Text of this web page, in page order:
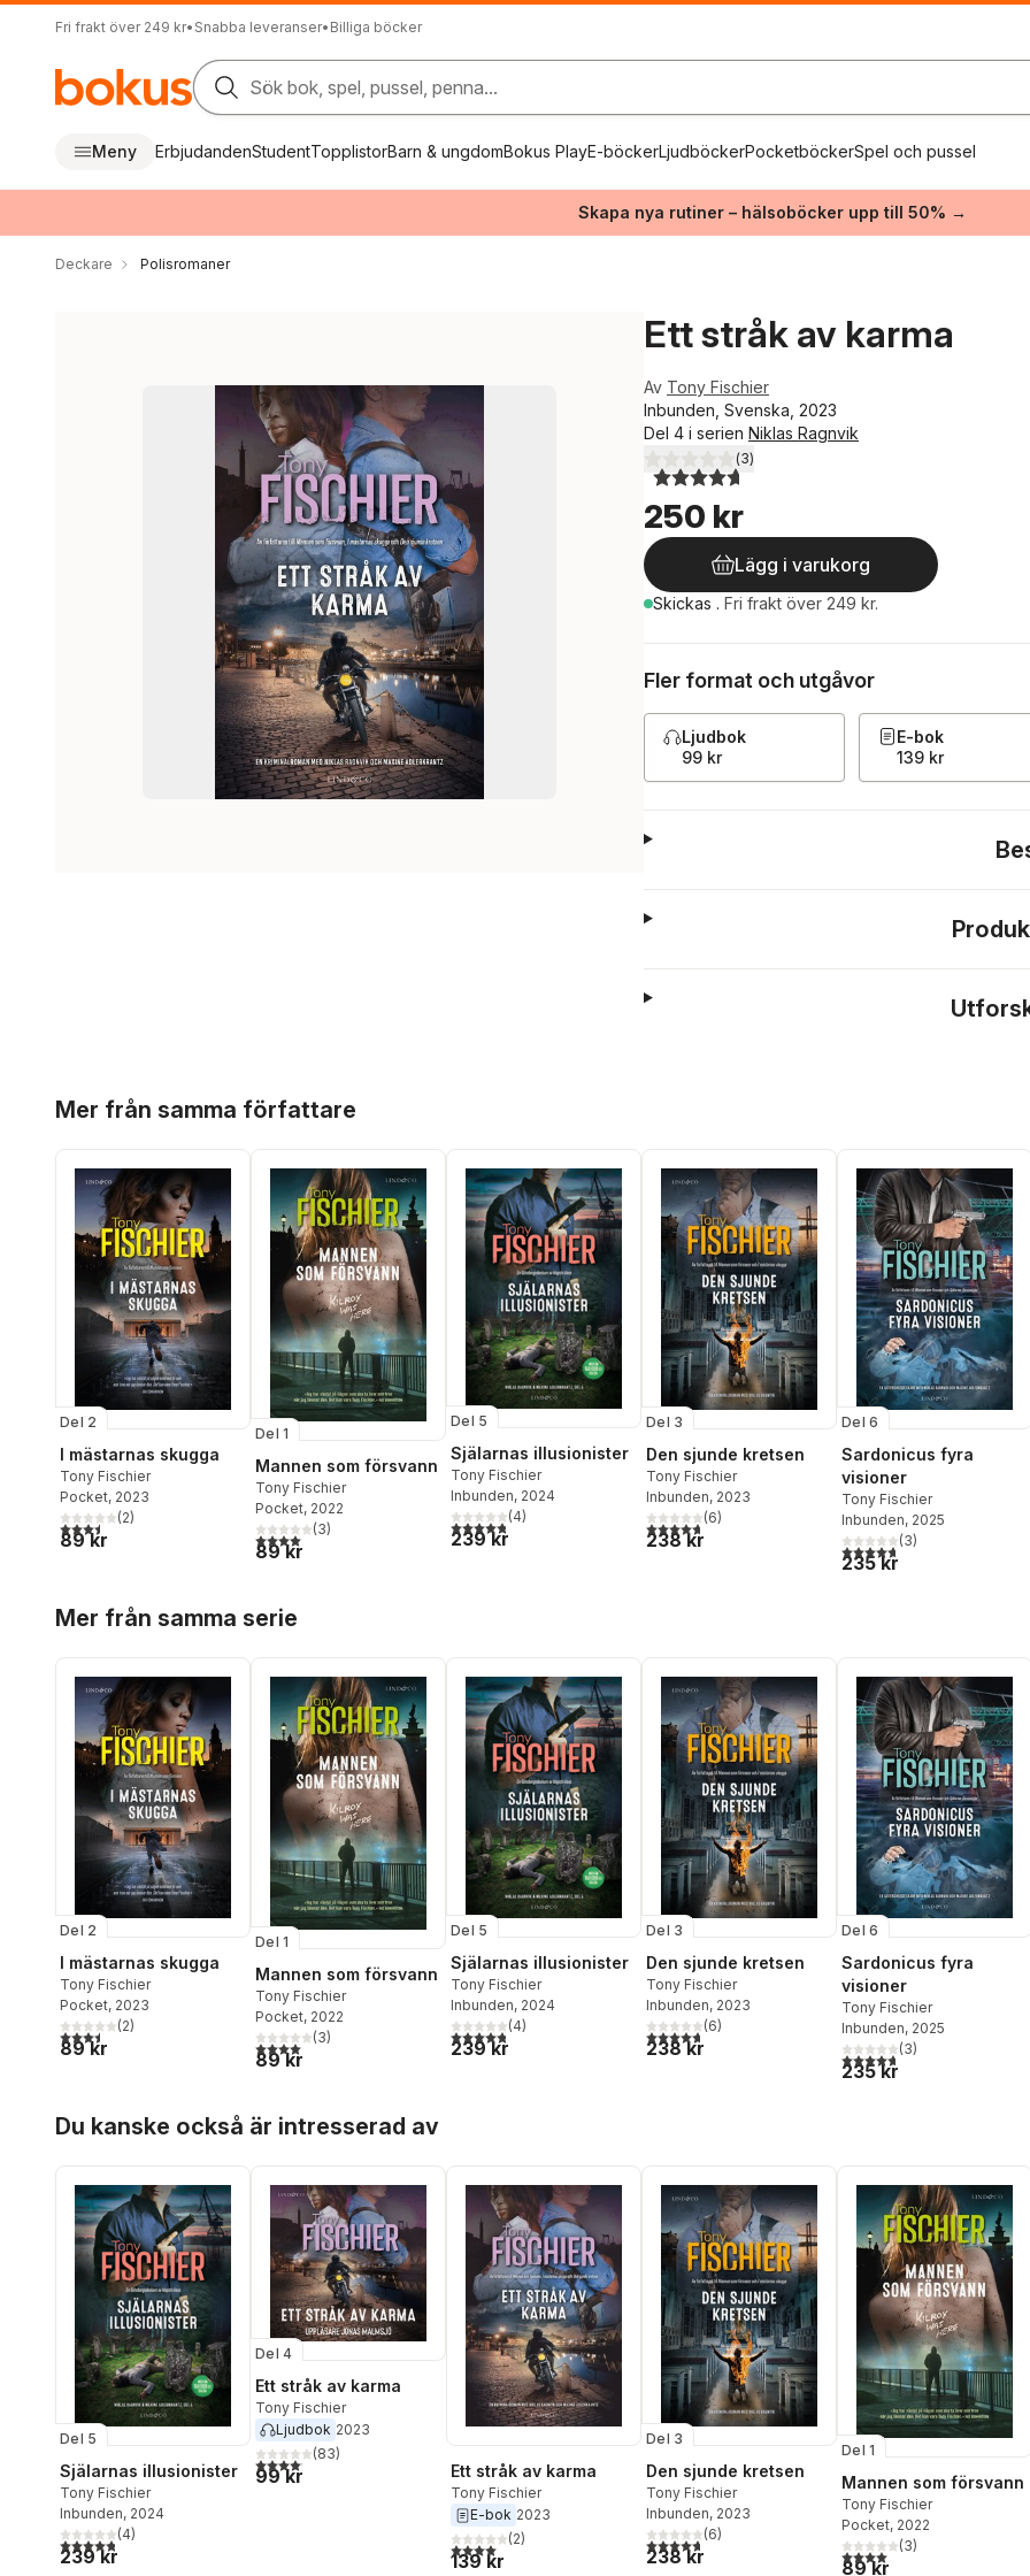
Fri frakt över 249 kr• Snabba leveranser• Billiga böcker
Sök bok, spel, pussel, penna...
Meny ErbjudandenStudentTopplistorBarn & ungdomBokus PlayE-böckerLjudböckerPocketböckerSpel och pussel
Skapa nya rutiner – hälsoböcker upp till 50% →
Deckare Polisromaner
Ett stråk av karma
Av Tony Fischier
Inbunden, Svenska, 2023
Del 4 i serien Niklas Ragnvik
4,7utav 5 stjärnor. Totalt antal röster:
(3)
250 kr
Lägg i varukorg
Skickas . Fri frakt över 249 kr.
Fler format och utgåvor
Ljudbok
99 kr
E-bok
139 kr
Mer från samma författare
Del 2
I mästarnas skugga
Tony Fischier
Pocket, 2023
3,5utav 5 stjärnor. Totalt antal röster:
(2)
89 kr
Del 1
Mannen som försvann
Tony Fischier
Pocket, 2022
4,0utav 5 stjärnor. Totalt antal röster:
(3)
89 kr
Del 5
Själarnas illusionister
Tony Fischier
Inbunden, 2024
4,8utav 5 stjärnor. Totalt antal röster:
(4)
239 kr
Del 3
Den sjunde kretsen
Tony Fischier
Inbunden, 2023
4,7utav 5 stjärnor. Totalt antal röster:
(6)
238 kr
Del 6
Sardonicus fyra
visioner
Tony Fischier
Inbunden, 2025
4,7utav 5 stjärnor. Totalt
(3)
235 kr
Mer från samma serie
Del 2
I mästarnas skugga
Tony Fischier
Pocket, 2023
3,5utav 5 stjärnor. Totalt antal röster:
(2)
89 kr
Del 1
Mannen som försvann
Tony Fischier
Pocket, 2022
4,0utav 5 stjärnor. Totalt antal röster:
(3)
89 kr
Del 5
Själarnas illusionister
Tony Fischier
Inbunden, 2024
4,8utav 5 stjärnor. Totalt antal röster:
(4)
239 kr
Del 3
Den sjunde kretsen
Tony Fischier
Inbunden, 2023
4,7utav 5 stjärnor. Totalt antal röster:
(6)
238 kr
Del 6
Sardonicus fyra
visioner
Tony Fischier
Inbunden, 2025
4,7utav 5 stjärnor. Totalt
(3)
235 kr
Du kanske också är intresserad av
Del 5
Själarnas illusionister
Tony Fischier
Inbunden, 2024
4,8utav 5 stjärnor. Totalt antal röster:
(4)
239 kr
Del 4
Ett stråk av karma
Tony Fischier
Ljudbok 2023
4,1utav 5 stjärnor. Totalt antal röster:
(83)
99 kr Ett stråk av karma
Tony Fischier
E-bok 2023
4,0utav 5 stjärnor. Totalt antal röster:
(2)
139 kr
Del 3
Den sjunde kretsen
Tony Fischier
Inbunden, 2023
4,7utav 5 stjärnor. Totalt antal röster:
(6)
238 kr
Del 1
Mannen som försvann
Tony Fischier
Pocket, 2022
4,0utav 5 stjärnor. Totalt
(3)
89 kr